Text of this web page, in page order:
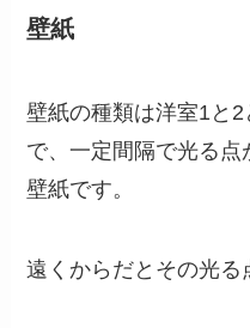
壁紙
壁紙の種類は洋室1と
で、一定間隔で光る
壁紙です。
遠くからだとその光る